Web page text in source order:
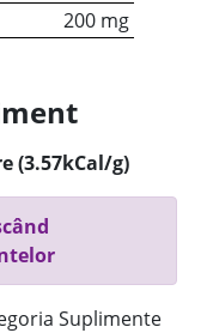
200 mg
(3.57kCal/g)
Suplimente